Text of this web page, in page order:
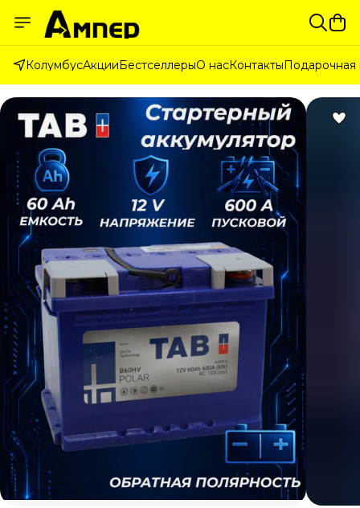
КолумбусАкцииБестселлерыО насКонтактыПодарочная